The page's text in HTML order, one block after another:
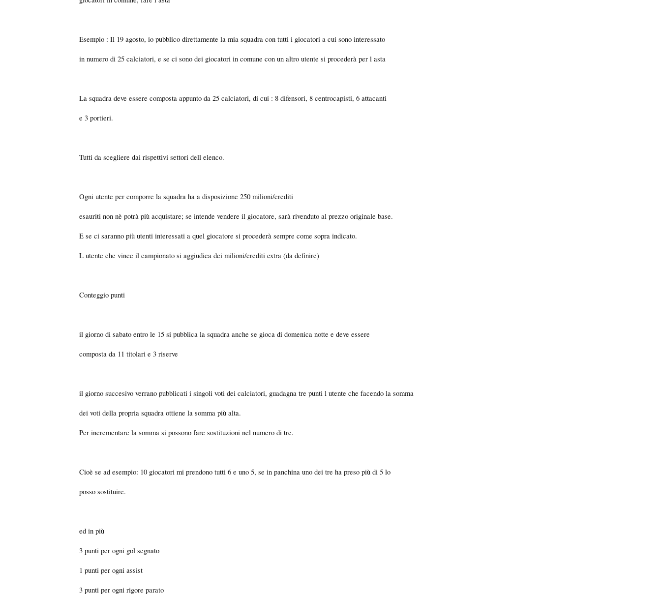
Esempio : Il 19 agosto, io pubblico direttamente la mia squadra con tutti i giocatori a cui sono interessato
in numero di 25 calciatori, e se ci sono dei giocatori in comune con un altro utente si procederà per l asta
La squadra deve essere composta appunto da 25 calciatori, di cui : 8 difensori, 8 centrocapisti, 6 attacanti
e 3 portieri.
Tutti da scegliere dai rispettivi settori dell elenco.
Ogni utente per comporre la squadra ha a disposizione 250 milioni/crediti
esauriti non nè potrà più acquistare; se intende vendere il giocatore, sarà rivenduto al prezzo originale base.
E se ci saranno più utenti interessati a quel giocatore si procederà sempre come sopra indicato.
L utente che vince il campionato si aggiudica dei milioni/crediti extra (da definire)
Conteggio punti
il giorno di sabato entro le 15 si pubblica la squadra anche se gioca di domenica notte e deve essere
composta da 11 titolari e 3 riserve
il giorno succesivo verrano pubblicati i singoli voti dei calciatori, guadagna tre punti l utente che facendo la somma
dei voti della propria squadra ottiene la somma più alta.
Per incrementare la somma si possono fare sostituzioni nel numero di tre.
Cioè se ad esempio: 10 giocatori mi prendono tutti 6 e uno 5, se in panchina uno dei tre ha preso più di 5 lo
posso sostituire.
ed in più
3 punti per ogni gol segnato
1 punti per ogni assist
3 punti per ogni rigore parato